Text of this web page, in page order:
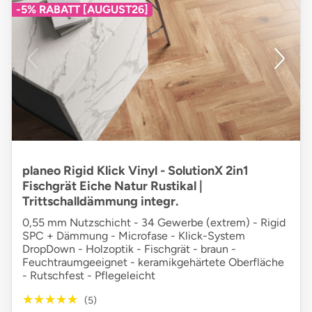
-5% RABATT [AUGUST26]
planeo Rigid Klick Vinyl - SolutionX 2in1
Fischgrät Eiche Natur Rustikal |
Trittschalldämmung integr.
0,55 mm Nutzschicht - 34 Gewerbe (extrem) - Rigid
SPC + Dämmung - Microfase - Klick-System
DropDown - Holzoptik - Fischgrät - braun -
Feuchtraumgeeignet - keramikgehärtete Oberfläche
- Rutschfest - Pflegeleicht
★★★★★
★★★★★ (5)